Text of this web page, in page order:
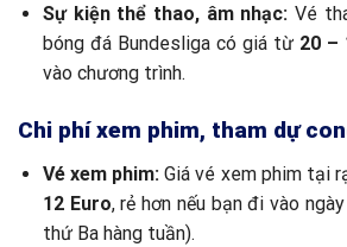
Sự kiện thể thao, âm nhạc: Vé
bóng đá Bundesliga có giá từ 20 –
vào chương trình.
Chi phí xem phim, tham dự
Vé xem phim: Giá vé xem phim tại
12 Euro, rẻ hơn nếu bạn đi vào
thứ Ba hàng tuần).